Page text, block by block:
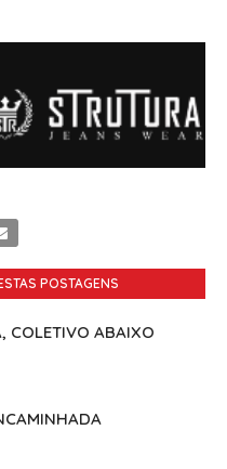
POSTAGENS
COLETIVO ABAIXO